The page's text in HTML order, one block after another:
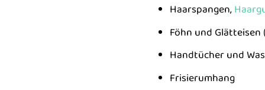
Haarspangen,
Föhn und Glätteisen
Handtücher und
Frisierumhang